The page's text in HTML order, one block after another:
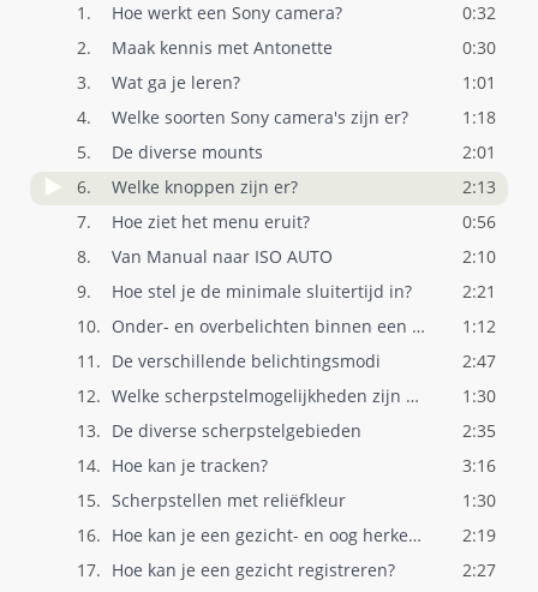
1. Hoe werkt een Sony camera?
0:32
2.
Maak kennis met Antonette
0:30
3.
Wat ga je leren?
1:01
4.
Welke soorten Sony camera's zijn er?
1:18
5.
De diverse mounts
2:01
6.
Welke knoppen zijn er?
2:13
7.
Hoe ziet het menu eruit?
0:56
8.
Van Manual naar ISO AUTO
2:10
9.
Hoe stel je de minimale sluitertijd in?
2:21
10.
Onder- en overbelichten binnen een hando..
1:12
11. De verschillende belichtingsmodi
2:47
12.
Welke scherpstelmogelijkheden zijn er?
1:30
13. De diverse scherpstelgebieden
2:35
14. Hoe kan je tracken?
3:16
15. Scherpstellen met reliëfkleur
1:30
16.
Hoe kan je een gezicht- en oog herkennen..
2:19
17. Hoe kan je een gezicht registreren?
2:27